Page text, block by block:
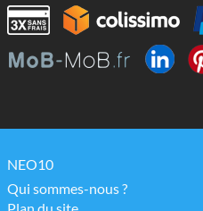
NEO10
Qui sommes-nous ?
Plan du site